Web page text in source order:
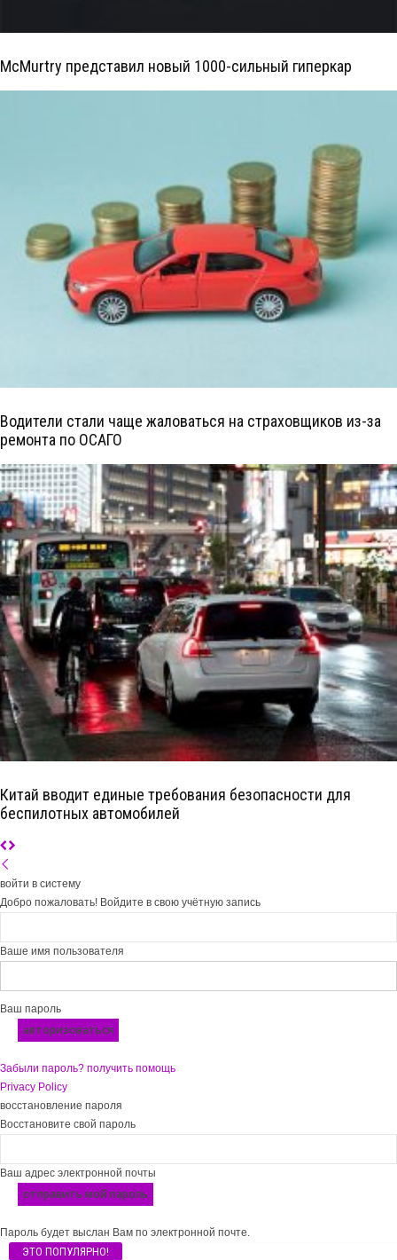
McMurtry представил новый 1000-сильный гиперкар
Водители стали чаще жаловаться на страховщиков из-за
ремонта по ОСАГО
Китай вводит единые требования безопасности для
беспилотных автомобилей
войти в систему
Добро пожаловать! Войдите в свою учётную запись
Ваше имя пользователя
Ваш пароль
Забыли пароль? получить помощь
Privacy Policy
восстановление пароля
Восстановите свой пароль
Ваш адрес электронной почты
Пароль будет выслан Вам по электронной почте.
ЭТО ПОПУЛЯРНО!